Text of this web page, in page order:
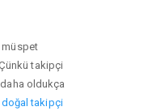
müspet
takipçi
oldukça
takipçi